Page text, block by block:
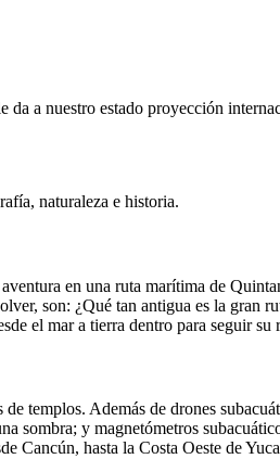
a nuestro estado proyección
naturaleza e historia.
en una ruta marítima de
son: ¿Qué tan antigua es la gran
el mar a tierra dentro para seguir su
templos. Además de drones
sombra; y magnetómetros
Cancún, hasta la Costa Oeste de